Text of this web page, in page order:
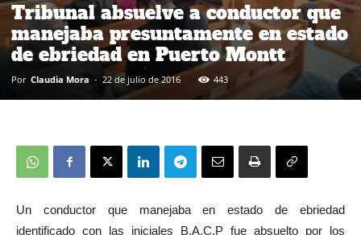
Tribunal absuelve a conductor que
manejaba presuntamente en estado
de ebriedad en Puerto Montt
Por Claudia Mora - 22 de julio de 2016 443
Un conductor que manejaba en estado de ebriedad
identificado con las iniciales B.A.C.P fue absuelto por los